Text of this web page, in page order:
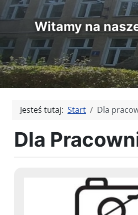
Witamy na
Jesteś tutaj: Start Dla
Dla